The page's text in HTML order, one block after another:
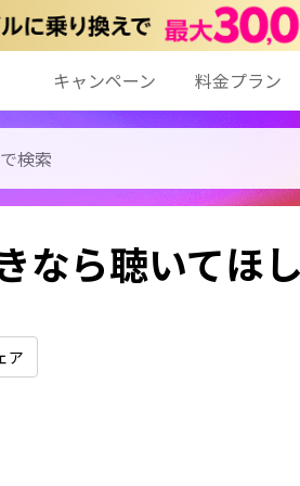
キャンペーン 料金プラン
なら聴いてほ
ア